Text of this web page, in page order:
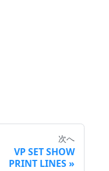
次へ
VP SET SHOW
PRINT LINES